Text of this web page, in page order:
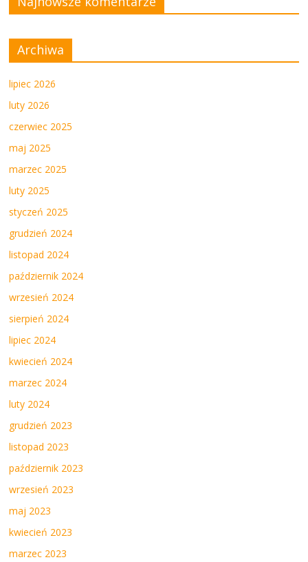
Archiwa
lipiec 2026
luty 2026
czerwiec 2025
maj 2025
marzec 2025
luty 2025
styczeń 2025
grudzień 2024
listopad 2024
październik 2024
wrzesień 2024
sierpień 2024
lipiec 2024
kwiecień 2024
marzec 2024
luty 2024
grudzień 2023
listopad 2023
październik 2023
wrzesień 2023
maj 2023
kwiecień 2023
marzec 2023